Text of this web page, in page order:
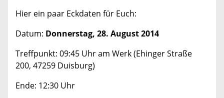
Hier ein paar Eckdaten für Euch:
Datum: Donnerstag, 28. August 2014
Treffpunkt: 09:45 Uhr am Werk (Ehinger Straße
200, 47259 Duisburg)
Ende: 12:30 Uhr